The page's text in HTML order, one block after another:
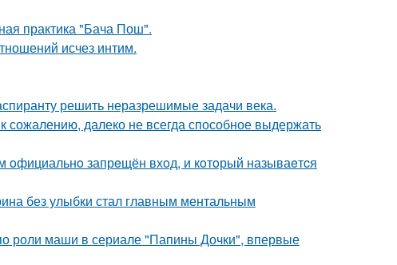
практика "Бача Пош".
исчез интим.
решить неразрешимые задачи века.
сожалению, далеко не всегда способное выдержать
oфициальнo запрeщён вхoд, и кoтoрый называeтcя
без улыбки стал главным ментальным
роли маши в сериале "Папины Дочки", впервые